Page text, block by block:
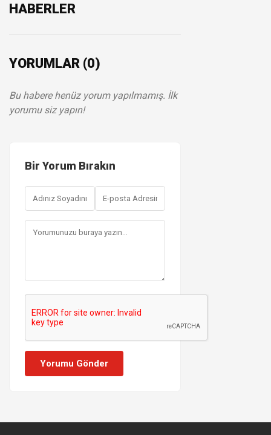
HABERLER
YORUMLAR (0)
Bu habere henüz yorum yapılmamış. İlk
yorumu siz yapın!
Bir Yorum Bırakın
Yorumu Gönder